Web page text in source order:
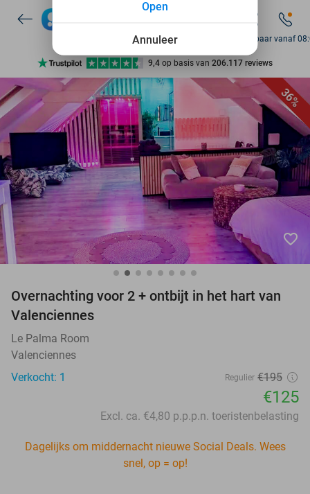
Ontdek 15.000+ deals
7 dagen per week beschikbaar
10+ miljoen leden
9,4 op basis van206.117 reviews
Ontdek 15.000+ deals
7 dagen per week beschikbaar
10+ miljoen leden
Bereikbaar vanaf
36%
favorite_border
Overnachting voor 2 + ontbijt in het hart van
Valenciennes
Le Palma Room
Valenciennes
Verkocht: 1
Regulier €195
€125
Excl. ca. €4,80 p.p.p.n. toeristenbelasting
Dagelijks om middernacht nieuwe Social Deals. Wees
snel, op = op!
Annuleer
Open